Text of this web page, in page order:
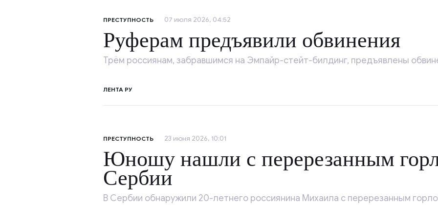
ПРЕСТУПНОСТЬ 07 июля 2026, 04:52
Руферам предъявили обвинения
Трём россиянам, забравшимся на Эмпайр-стейт-билдинг, предъявлены
ЛЕНТА РУ
ПРЕСТУПНОСТЬ 23 июня 2026, 10:01
Юношу нашли с перерезанным
Сербии
В Сербии обнаружили 20-летнего россиянина Михаила с перерезанным